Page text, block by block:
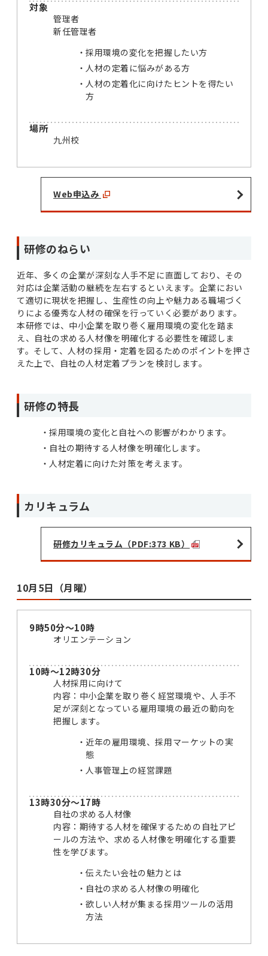
対象
管理者
新任管理者
採用環境の変化を把握したい方
人材の定着に悩みがある方
人材の定着化に向けたヒントを得たい
方
場所
九州校
Web申込み
研修のねらい
近年、多くの企業が深刻な人手不足に直面しており、その
対応は企業活動の継続を左右するといえます。企業におい
て適切に現状を把握し、生産性の向上や魅力ある職場づく
りによる優秀な人材の確保を行っていく必要があります。
本研修では、中小企業を取り巻く雇用環境の変化を踏ま
え、自社の求める人材像を明確化する必要性を確認しま
す。そして、人材の採用・定着を図るためのポイントを押さ
えた上で、自社の人材定着プランを検討します。
研修の特長
採用環境の変化と自社への影響がわかります。
自社の期待する人材像を明確化します。
人材定着に向けた対策を考えます。
カリキュラム
研修カリキュラム（PDF:373 KB）
10月5日（月曜）
9時50分～10時
オリエンテーション
10時～12時30分
人材採用に向けて
内容：中小企業を取り巻く経営環境や、人手不
足が深刻となっている雇用環境の最近の動向を
把握します。
近年の雇用環境、採用マーケットの実
態
人事管理上の経営課題
13時30分～17時
自社の求める人材像
内容：期待する人材を確保するための自社アピ
ールの方法や、求める人材像を明確化する重要
性を学びます。
伝えたい会社の魅力とは
自社の求める人材像の明確化
欲しい人材が集まる採用ツールの活用
方法